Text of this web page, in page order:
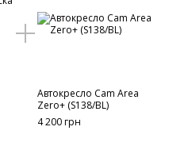
Автокресло Cam Area
Zero+ (S138/BL)
4 200 грн